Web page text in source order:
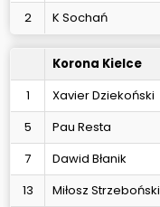
2 K Sochań
Korona Kielce
1
Xavier Dziekoński
5
Pau Resta
7 Dawid Błanik
13
Miłosz Strzeboński